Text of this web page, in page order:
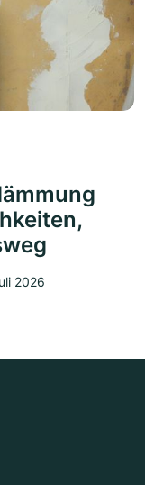
2026